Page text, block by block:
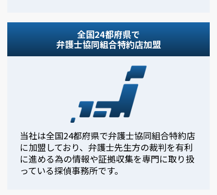
全国24都府県で
弁護士協同組合特約店加盟
当社は全国24都府県で弁護士協同組合特約店
に加盟しており、弁護士先生方の裁判を有利
に進める為の情報や証拠収集を専門に取り扱
っている探偵事務所です。